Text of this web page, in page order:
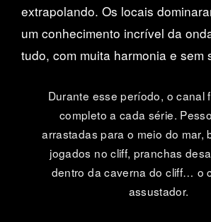
extrapolando. Os locais
um conhecimento incrível da
tudo, com muita harmonia e sem
Durante esse período, o canal
completo a cada série.
arrastadas para o meio do mar,
jogados no cliff, pranchas
dentro da caverna do cliff… o
assustador.